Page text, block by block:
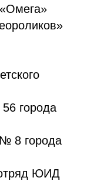
города
8 города
ЮИД